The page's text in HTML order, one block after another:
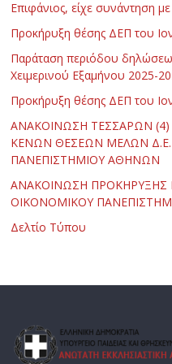
Επιφάνιος, είχε συνάντηση
Προκήρυξη θέσης ΔΕΠ του
Παράταση περιόδου
Χειμερινού Εξαμήνου 2025-
Προκήρυξη θέσης ΔΕΠ του
ΑΝΑΚΟΙΝΩΣΗ ΤΕΣΣΑΡΩΝ
ΚΕΝΩΝ ΘΕΣΕΩΝ ΜΕΛΩΝ
ΠΑΝΕΠΙΣΤΗΜΙΟΥ ΑΘΗΝΩΝ
ΑΝΑΚΟΙΝΩΣΗ ΠΡΟΚΗΡΥΞΗΣ
ΟΙΚΟΝΟΜΙΚΟΥ
Δελτίο Τύπου